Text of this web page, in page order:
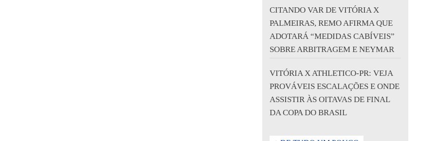
CITANDO VAR DE VITÓRIA X
PALMEIRAS, REMO AFIRMA QUE
ADOTARÁ “MEDIDAS CABÍVEIS”
SOBRE ARBITRAGEM E NEYMAR
VITÓRIA X ATHLETICO-PR: VEJA
PROVÁVEIS ESCALAÇÕES E ONDE
ASSISTIR ÀS OITAVAS DE FINAL
DA COPA DO BRASIL